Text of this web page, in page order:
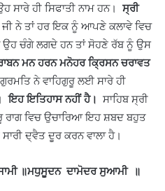
ਸਾਰੇ ਹੀ ਸਿਫਾਤੀ ਨਾਮ ਹਨ। ਸ੍ਰੀ
ਨੇ ਤਾਂ ਹਰ ਇਕ ਨੂੰ ਆਪਣੇ ਕਲਾਵੇ ਵਿਚ
ਉਹ ਚੰਗੇ ਲਗਦੇ ਹਨ ਤਾਂ ਸੋਹਣੇ ਰੱਬ ਨੂੰ ਉਸ
ਮਨ ਹਰਨ ਮਨੋਹਰ ਕ੍ਰਿਸਨ ਚਰਾਵਤ
ਗੁਰਮਤਿ ਨੇ ਵਾਹਿਗੁਰੂ ਲਈ ਸਾਰੇ ਹੀ
ਇਹ ਇਤਿਹਾਸ ਨਹੀਂ ਹੈ। ਸਾਹਿਬ ਸ੍ਰੀ
ਰਾਗ ਵਿਚ ਉਚਾਰਿਆ ਇਹ ਸ਼ਬਦ ਬਹੁਤ
ਦ੍ਵੈਤ ਦੂਰ ਕਰਨ ਵਾਲਾ ਹੈ।
॥ਮਧੁਸੂਦਨ ਦਾਮੋਦਰ ਸੁਆਮੀ ॥